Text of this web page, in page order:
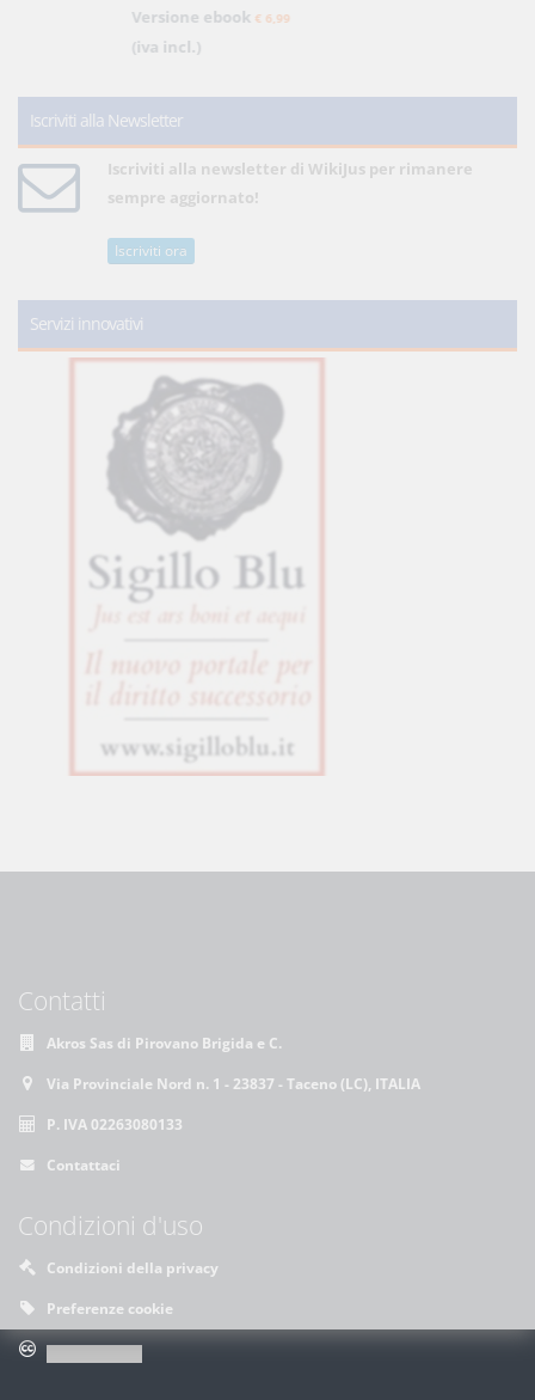
Versione ebook € 6,99
(iva incl.)
Iscriviti alla Newsletter
Iscriviti alla newsletter di WikiJus per rimanere
sempre aggiornato!
Iscriviti ora
Servizi innovativi
Contatti
Akros Sas di Pirovano Brigida e C.
Via Provinciale Nord n. 1 - 23837 - Taceno (LC), ITALIA
P. IVA 02263080133
Contattaci
Condizioni d'uso
Condizioni della privacy
Preferenze cookie